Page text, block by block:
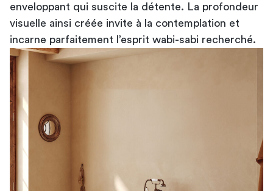
enveloppant qui suscite la détente. La profondeur
visuelle ainsi créée invite à la contemplation et
incarne parfaitement l’esprit wabi-sabi recherché.